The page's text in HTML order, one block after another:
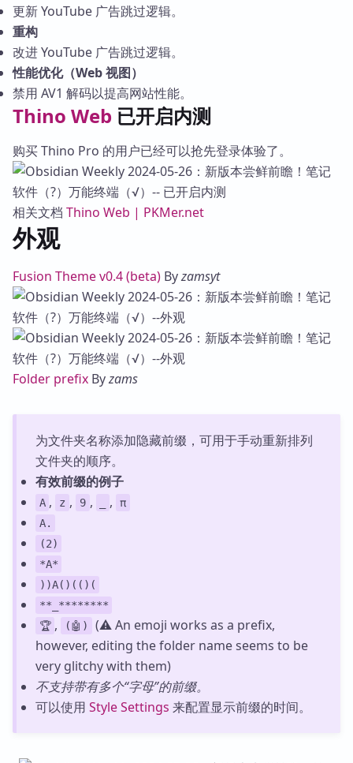
更新 YouTube 广告跳过逻辑。
重构
改进 YouTube 广告跳过逻辑。
性能优化（Web 视图）
禁用 AV1 解码以提高网站性能。
Thino Web 已开启内测
购买 Thino Pro 的用户已经可以抢先登录体验了。
相关文档 Thino Web | PKMer.net
外观
Fusion Theme v0.4 (beta) Byzamsyt
Folder prefix Byzams
为文件夹名称添加隐藏前缀，可用于手动重新排列
文件夹的顺序。
有效前缀的例子
A , z , 9 , ,
π
A.
(2)
*A*
))A()(()(
**_********
🏆️ , (🤖)
(⚠️ An emoji works as a prefix,
however, editing the folder name seems to be
very glitchy with them)
不支持带有多个“字母”的前缀。
可以使用 Style Settings 来配置显示前缀的时间。